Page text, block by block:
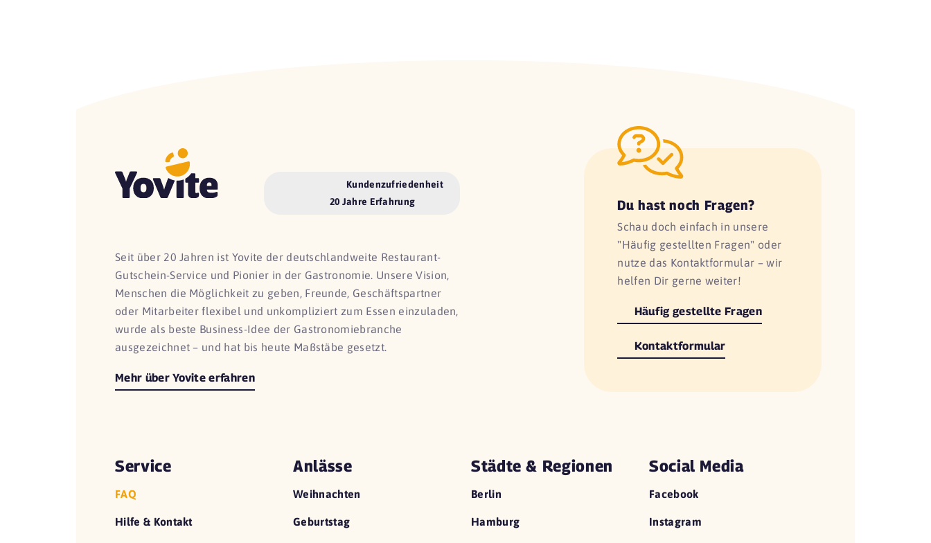
Kundenzufriedenheit
20 Jahre Erfahrung
Seit über 20 Jahren ist Yovite der deutschlandweite Restaurant-
Gutschein-Service und Pionier in der Gastronomie. Unsere Vision,
Menschen die Möglichkeit zu geben, Freunde, Geschäftspartner
oder Mitarbeiter flexibel und unkompliziert zum Essen einzuladen,
wurde als beste Business-Idee der Gastronomiebranche
ausgezeichnet – und hat bis heute Maßstäbe gesetzt.
Mehr über Yovite erfahren
Du hast noch Fragen?
Schau doch einfach in unsere
"Häufig gestellten Fragen" oder
nutze das Kontaktformular – wir
helfen Dir gerne weiter!
Häufig gestellte Fragen
Kontaktformular
Service
FAQ
Hilfe & Kontakt
Anlässe
Weihnachten
Geburtstag
Städte & Regionen
Berlin
Hamburg
Social Media
Facebook
Instagram